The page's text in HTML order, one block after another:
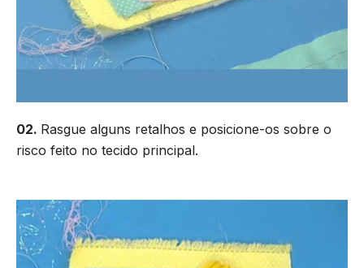
02. Rasgue alguns retalhos e posicione-os sobre o
risco feito no tecido principal.